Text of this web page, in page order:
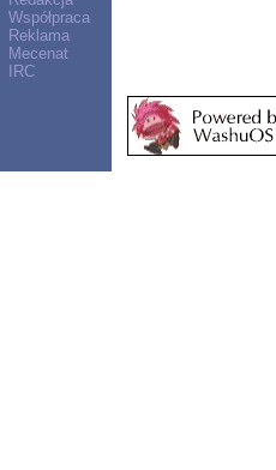
Współpraca
Reklama
Mecenat
IRC